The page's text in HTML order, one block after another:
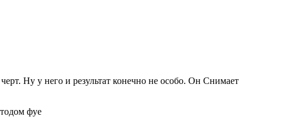
Ну у него и результат конечно не особо. Он Снимает
фуе